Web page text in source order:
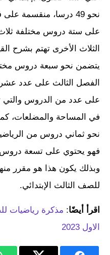
نحو 49 درسا، منقسمة
على ستة دروس مختلفة ثلاث
الثلاث الأخرى تهتم بشرح
يتضمن نحو سبعة دروس
الفصل الثالث على عدد
على عدد من الدروس
في المساحة والمضلعات،
نحو ثماني دروس من
فهو يحتوي على تسعة
وبذلك يكون هذا هو مقرر
للصف الثالث الإبتدائي.
اقرأ أيضًا: مذكرة رياضيات
الاول 2023